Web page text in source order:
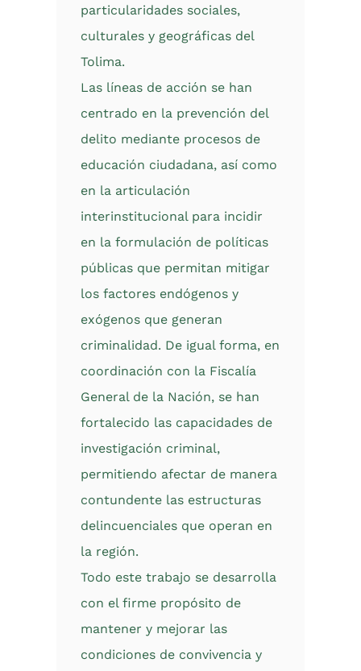
particularidades sociales,
culturales y geográficas del
Tolima.
Las líneas de acción se han
centrado en la prevención del
delito mediante procesos de
educación ciudadana, así como
en la articulación
interinstitucional para incidir
en la formulación de políticas
públicas que permitan mitigar
los factores endógenos y
exógenos que generan
criminalidad. De igual forma, en
coordinación con la Fiscalía
General de la Nación, se han
fortalecido las capacidades de
investigación criminal,
permitiendo afectar de manera
contundente las estructuras
delincuenciales que operan en
la región.
Todo este trabajo se desarrolla
con el firme propósito de
mantener y mejorar las
condiciones de convivencia y